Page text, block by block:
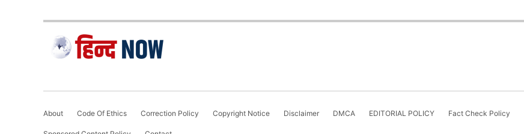
1.दीपिका पादुकोण ( Deepika Padukone)
About Code Of Ethics Correction Policy Copyright Notice Disclaimer DMCA EDITORIAL POLICY Fact Check Policy